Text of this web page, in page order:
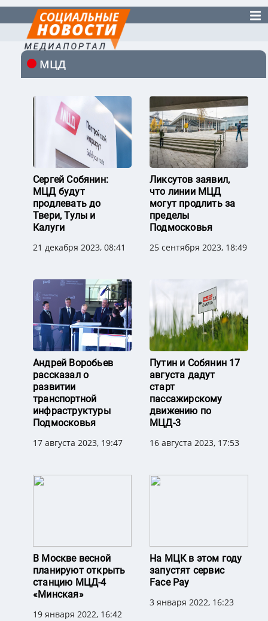
МЦД
Сергей Собянин:
МЦД будут
продлевать до
Твери, Тулы и
Калуги
21 декабря 2023, 08:41
Ликсутов заявил,
что линии МЦД
могут продлить за
пределы
Подмосковья
25 сентября 2023, 18:49
Андрей Воробьев
рассказал о
развитии
транспортной
инфраструктуры
Подмосковья
17 августа 2023, 19:47
Путин и Собянин 17
августа дадут
старт
пассажирскому
движению по
МЦД-3
16 августа 2023, 17:53
В Москве весной
планируют открыть
станцию МЦД-4
«Минская»
19 января 2022, 16:42
На МЦК в этом году
запустят сервис
Face Pay
3 января 2022, 16:23